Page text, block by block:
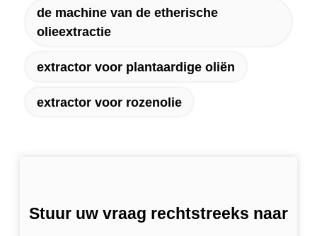
de machine van de etherische
olieextractie
extractor voor plantaardige oliën
extractor voor rozenolie
Stuur uw vraag rechtstreeks naar